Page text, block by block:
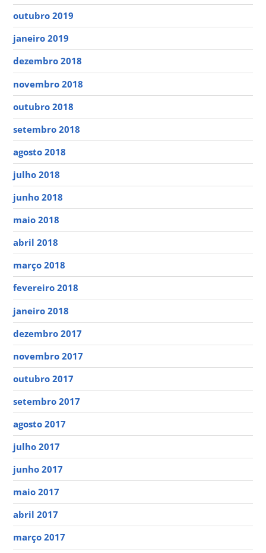
outubro 2019
janeiro 2019
dezembro 2018
novembro 2018
outubro 2018
setembro 2018
agosto 2018
julho 2018
junho 2018
maio 2018
abril 2018
março 2018
fevereiro 2018
janeiro 2018
dezembro 2017
novembro 2017
outubro 2017
setembro 2017
agosto 2017
julho 2017
junho 2017
maio 2017
abril 2017
março 2017